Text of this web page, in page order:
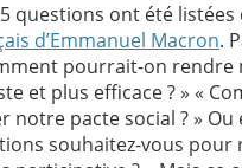
questions ont été listées
d’Emmanuel Macron.
pourrait-on rendre
et plus efficace ? » «
notre pacte social ? » Ou
souhaitez-vous pour